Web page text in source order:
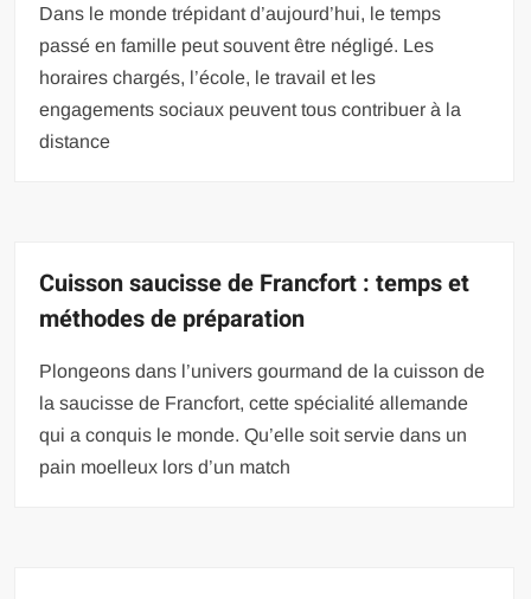
Dans le monde trépidant d’aujourd’hui, le temps
passé en famille peut souvent être négligé. Les
horaires chargés, l’école, le travail et les
engagements sociaux peuvent tous contribuer à la
distance
Cuisson saucisse de Francfort : temps et
méthodes de préparation
Plongeons dans l’univers gourmand de la cuisson de
la saucisse de Francfort, cette spécialité allemande
qui a conquis le monde. Qu’elle soit servie dans un
pain moelleux lors d’un match